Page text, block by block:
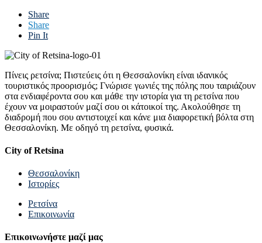
Share
Share
Pin It
Πίνεις ρετσίνα; Πιστεύεις ότι η Θεσσαλονίκη είναι ιδανικός
τουριστικός προορισμός; Γνώρισε γωνιές της πόλης που ταιριάζουν
στα ενδιαφέροντα σου και μάθε την ιστορία για τη ρετσίνα που
έχουν να μοιραστούν μαζί σου οι κάτοικοί της. Ακολούθησε τη
διαδρομή που σου αντιστοιχεί και κάνε μια διαφορετική βόλτα στη
Θεσσαλονίκη. Με οδηγό τη ρετσίνα, φυσικά.
City of Retsina
Θεσσαλονίκη
Ιστορίες
Ρετσίνα
Επικοινωνία
Επικοινωνήστε μαζί μας